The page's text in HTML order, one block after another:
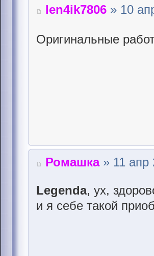
len4ik7806 » 10
Оригинальные
Ромашка» 11 апр
Legenda, ух,
и я себе такой